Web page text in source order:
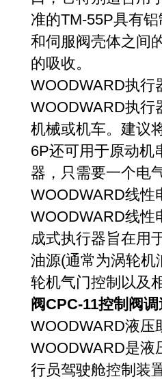
准的TM-55P具有
和伺服阀壳体之间
的吸收。
WOODWARD执行
WOODWARD执行
机械或机车。建议
6P还可用于原动机
器，只需要一个电
WOODWARD线性
WOODWARD线性
成式执行器旨在用
油源(通常为涡轮机
轮机气门控制以及
阀CPC-11控制阀
WOODWARD液压
WOODWARD是液
行员驾驶舱控制装